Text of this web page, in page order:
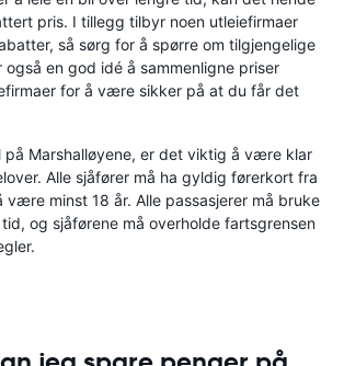
pris. I tillegg tilbyr noen utleiefirmaer
så sørg for å spørre om tilgjengelige
også en god idé å sammenligne priser
for å være sikker på at du får det
på Marshalløyene, er det viktig å være klar
Alle sjåfører må ha gyldig førerkort fra
være minst 18 år. Alle passasjerer må bruke
og sjåførene må overholde fartsgrensen